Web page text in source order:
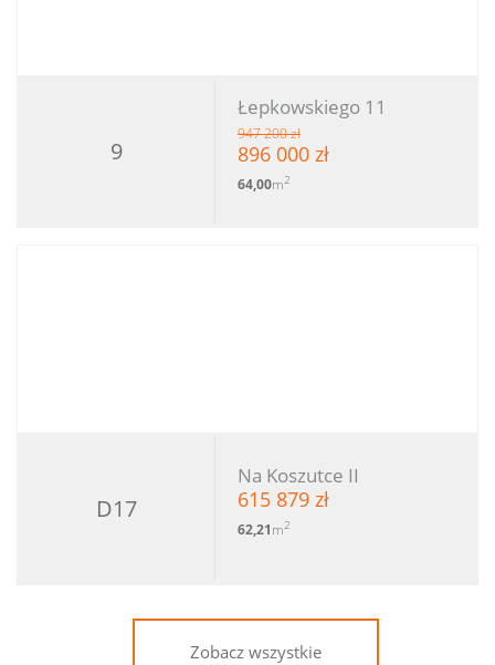
9
Łepkowskiego 11
947 200 zł
896 000 zł
64,00m2
D17
Na Koszutce II
615 879 zł
62,21m2
Zobacz wszystkie